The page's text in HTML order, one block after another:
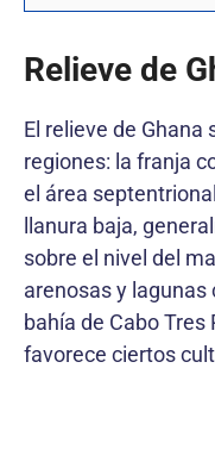
Relieve de
El relieve de
regiones: la franja
el área
llanura baja,
sobre el nivel del
arenosas y
bahía de Cabo
favorece ciertos